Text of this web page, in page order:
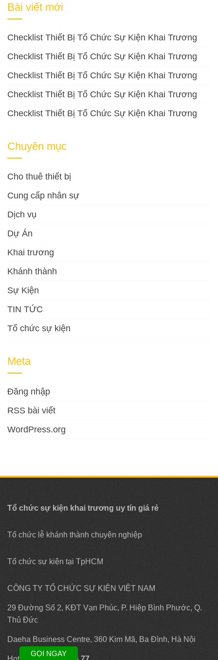
Bài viết mới
Checklist Thiết Bị Tổ Chức Sự Kiện Khai Trương
Checklist Thiết Bị Tổ Chức Sự Kiện Khai Trương
Checklist Thiết Bị Tổ Chức Sự Kiện Khai Trương
Checklist Thiết Bị Tổ Chức Sự Kiện Khai Trương
Checklist Thiết Bị Tổ Chức Sự Kiện Khai Trương
Chuyên mục
Cho thuê thiết bị
Cung cấp nhân sự
Dịch vụ
Dự Án
Khai trương
Khánh thành
Sự Kiện
TIN TỨC
Tổ chức sự kiện
Meta
Đăng nhập
RSS bài viết
WordPress.org
Tổ chức sự kiện khai trương uy tín giá rẻ
Tổ chức lễ khánh thành chuyên nghiệp
Tổ chức sự kiện tại TpHCM
CÔNG TY TỔ CHỨC SỰ KIỆN VIỆT NAM
29 Đường Số 2, KĐT Vạn Phúc, P. Hiệp Bình Phước, Q.
Thủ Đức
Daeha Business Centre, 360 Kim Mã, Ba Đình, Hà Nội
GỌI NGAY